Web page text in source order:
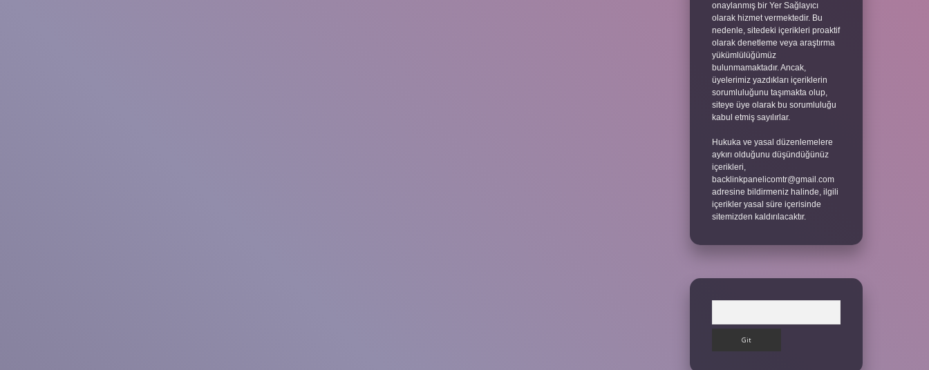
onaylanmış bir Yer Sağlayıcı
olarak hizmet vermektedir. Bu
nedenle, sitedeki içerikleri proaktif
olarak denetleme veya araştırma
yükümlülüğümüz
bulunmamaktadır. Ancak,
üyelerimiz yazdıkları içeriklerin
sorumluluğunu taşımakta olup,
siteye üye olarak bu sorumluluğu
kabul etmiş sayılırlar.
Hukuka ve yasal düzenlemelere
aykırı olduğunu düşündüğünüz
içerikleri,
backlinkpanelicomtr@gmail.com
adresine bildirmeniz halinde, ilgili
içerikler yasal süre içerisinde
sitemizden kaldırılacaktır.